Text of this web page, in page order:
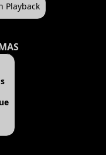
Playback